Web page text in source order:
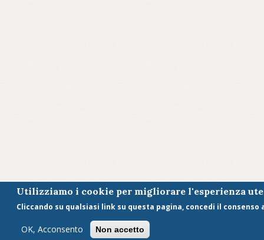
Utilizziamo i cookie per migliorare l'esperienza
Cliccando su qualsiasi link su questa pagina, concedi il
OK, Acconsento Non accetto